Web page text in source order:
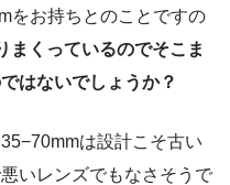
をお持ちとのことですの
まくっているのでそこま
はないでしょうか？
は設計こそ古い
いレンズでもなさそうで